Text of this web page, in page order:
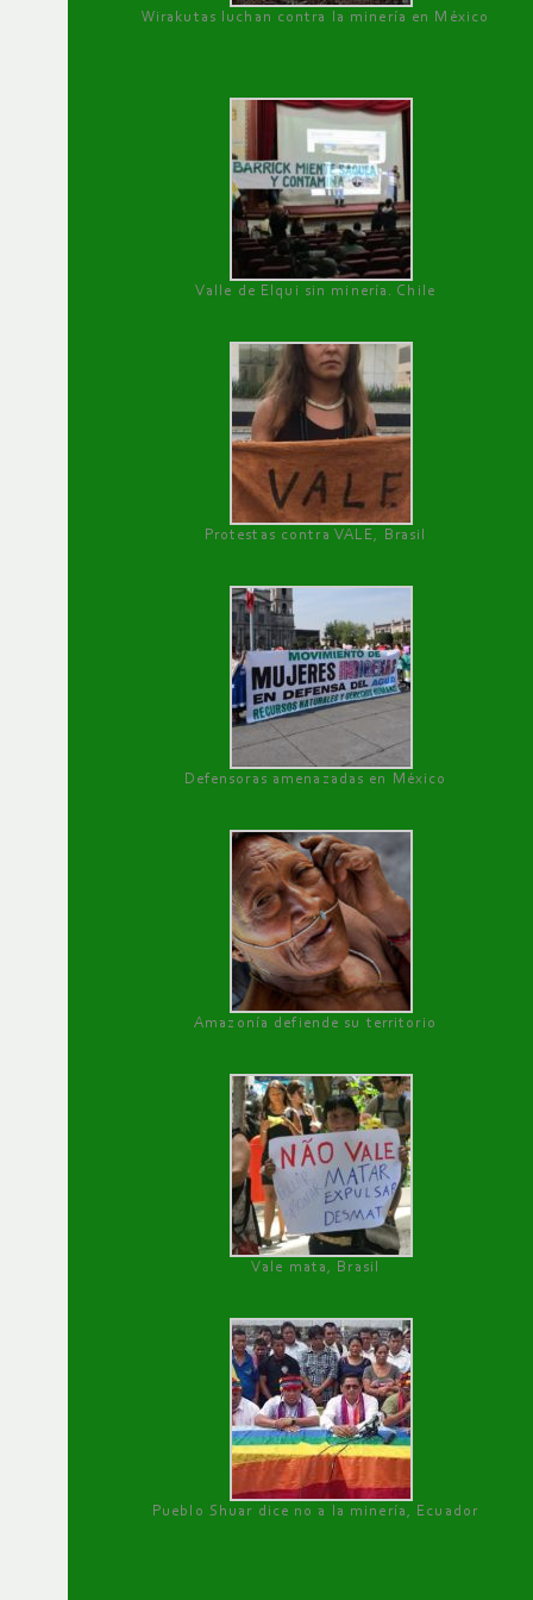
Wirakutas luchan contra la minería en México
Valle de Elqui sin minería. Chile
Protestas contra VALE, Brasil
Defensoras amenazadas en México
Amazonía defiende su territorio
Vale mata, Brasil
Pueblo Shuar dice no a la minería, Ecuador